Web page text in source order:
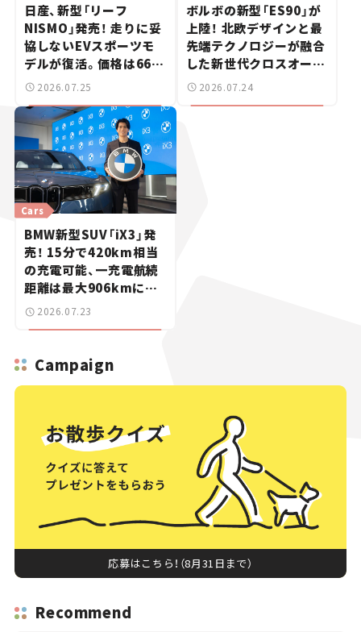
日産、新型「リーフ
NISMO」発売！ 走りに妥
協しないEVスポーツモ
デルが復活。価格は660
万円から【新車ニュース】
2026.07.25
ボルボの新型「ES90」が
上陸！ 北欧デザインと最
先端テクノロジーが融合
した新世代クロスオーバ
ー【新車ニュース】
2026.07.24
Cars
BMW新型SUV「iX3」発
売！ 15分で420km相当
の充電可能、一充電航続
距離は最大906kmに。
サッカー中村敬斗選手も
登場【新車ニュース】
2026.07.23
Campaign
応募はこちら！（8月31日まで）
Recommend